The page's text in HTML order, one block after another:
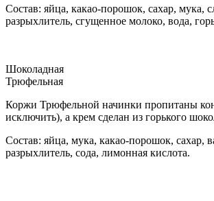
Состав: яйца, какао-порошок, сахар, мука,
разрыхлитель, сгущенное молоко, вода,
Шоколадная
Трюфельная
Коржи Трюфельной начинки пропитаны
исключить), а крем сделан из горького
Состав: яйца, мука, какао-порошок, сахар,
разрыхлитель, сода, лимонная кислота.